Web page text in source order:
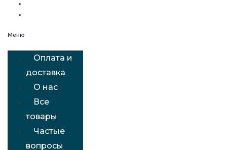
Меню
Оплата и
доставка
О нас
Все
товары
Частые
вопросы